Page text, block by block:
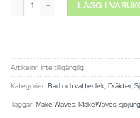
LÄGG I
Artikelnr: Inte tillgänglig
Kategorier: Bad och vattenlek Dräkter,
Taggar: Make Waves, MakeWaves,